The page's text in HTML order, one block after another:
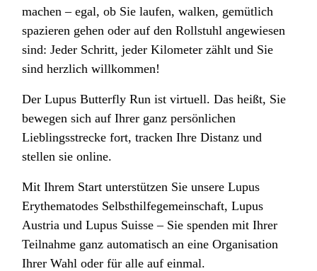
machen – egal, ob Sie laufen, walken, gemütlich
spazieren gehen oder auf den Rollstuhl angewiesen
sind: Jeder Schritt, jeder Kilometer zählt und Sie
sind herzlich willkommen!
Der Lupus Butterfly Run ist virtuell. Das heißt, Sie
bewegen sich auf Ihrer ganz persönlichen
Lieblingsstrecke fort, tracken Ihre Distanz und
stellen sie online.
Mit Ihrem Start unterstützen Sie unsere Lupus
Erythematodes Selbsthilfegemeinschaft, Lupus
Austria und Lupus Suisse – Sie spenden mit Ihrer
Teilnahme ganz automatisch an eine Organisation
Ihrer Wahl oder für alle auf einmal.